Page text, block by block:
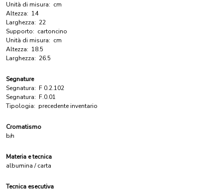
Unità di misura: cm
Altezza: 14
Larghezza: 22
Supporto: cartoncino
Unità di misura: cm
Altezza: 18.5
Larghezza: 26.5
Segnature
Segnatura: F 0.2.102
Segnatura: F.0.01
Tipologia: precedente inventario
Cromatismo
b/n
Materia e tecnica
albumina / carta
Tecnica esecutiva